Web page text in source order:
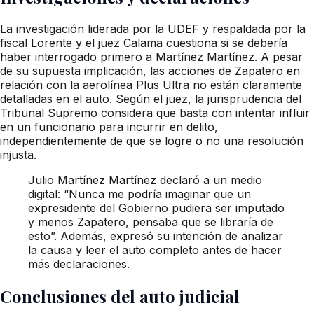
La investigación liderada por la UDEF y respaldada por la
fiscal Lorente y el juez Calama cuestiona si se debería
haber interrogado primero a Martínez Martínez. A pesar
de su supuesta implicación, las acciones de Zapatero en
relación con la aerolínea Plus Ultra no están claramente
detalladas en el auto. Según el juez, la jurisprudencia del
Tribunal Supremo considera que basta con intentar influir
en un funcionario para incurrir en delito,
independientemente de que se logre o no una resolución
injusta.
Julio Martínez Martínez declaró a un medio
digital: “Nunca me podría imaginar que un
expresidente del Gobierno pudiera ser imputado
y menos Zapatero, pensaba que se libraría de
esto”. Además, expresó su intención de analizar
la causa y leer el auto completo antes de hacer
más declaraciones.
Conclusiones del auto judicial